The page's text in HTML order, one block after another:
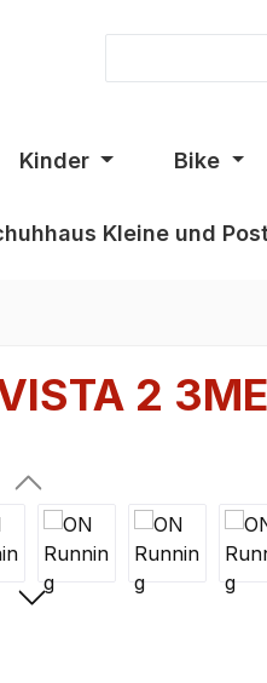
Kinder Bike
Kleine und
2